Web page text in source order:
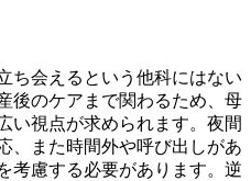
ち会えるという他科にはない
後のケアまで関わるため、母
い視点が求められます。夜間
、また時間外や呼び出しがあ
考慮する必要があります。逆